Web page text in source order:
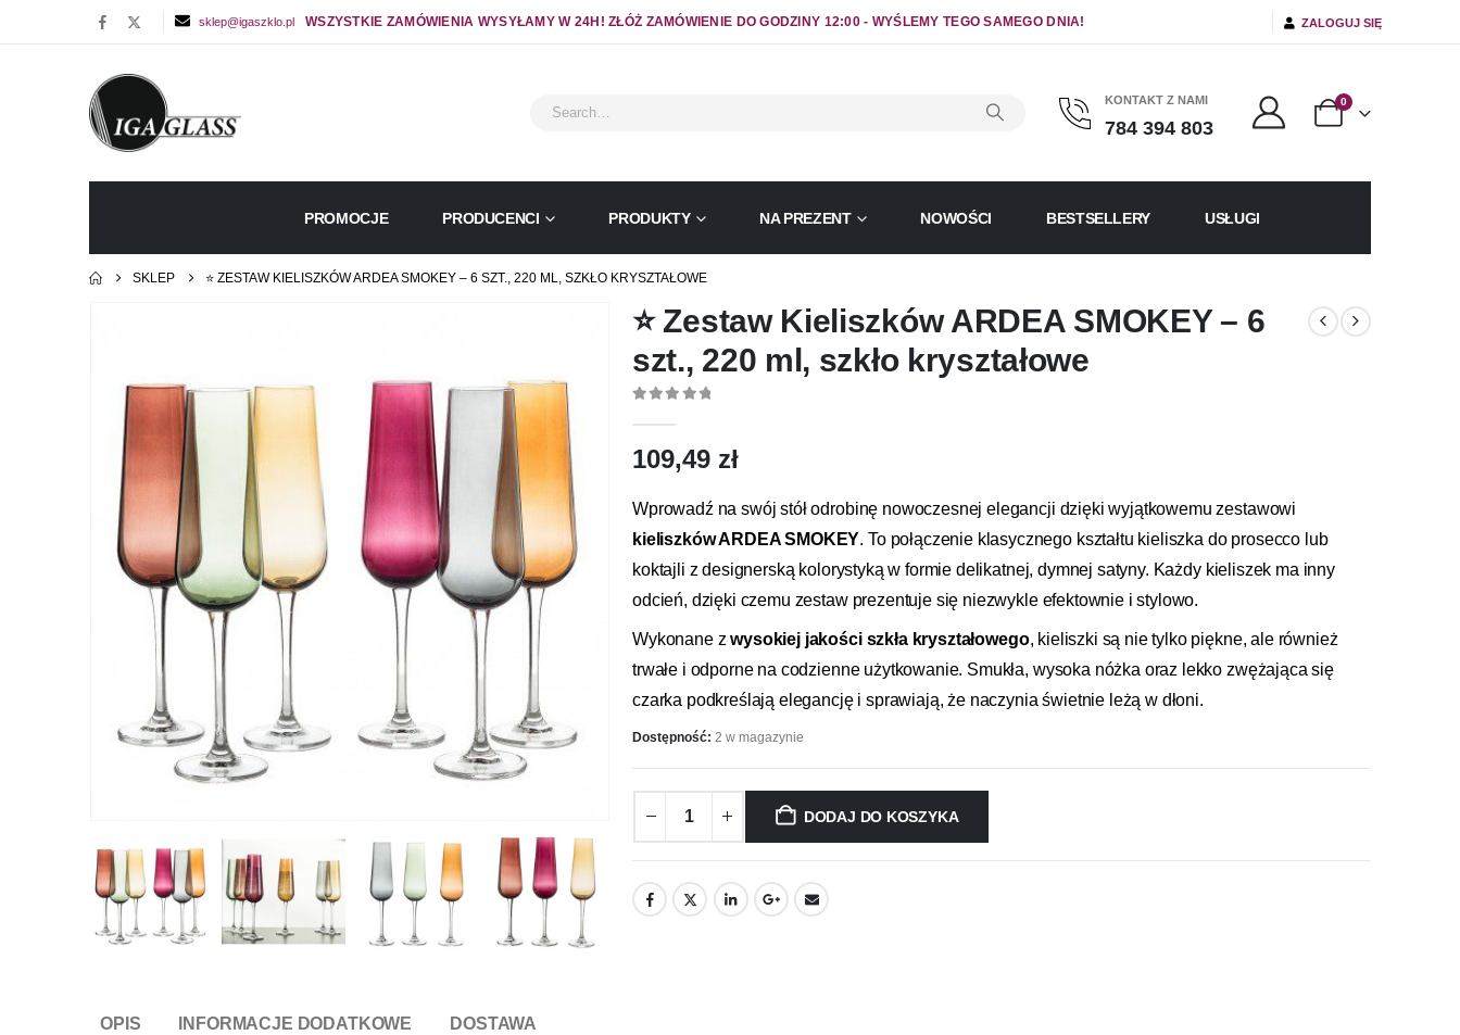
sklep@igaszklo.pl WSZYSTKIE ZAMÓWIENIA WYSYŁAMY W 24H! ZŁÓŻ ZAMÓWIENIE DO GODZINY 12:00 - WYŚLEMY TEGO SAMEGO DNIA! ZALOGUJ SIĘ
KONTAKT Z NAMI
784 394 803
0
PROMOCJE PRODUCENCI PRODUKTY NA PREZENT NOWOŚCI BESTSELLERY USŁUGI
SKLEP ⭐ ZESTAW KIELISZKÓW ARDEA SMOKEY – 6 SZT., 220 ML, SZKŁO KRYSZTAŁOWE
⭐ Zestaw Kieliszków ARDEA SMOKEY – 6
szt., 220 ml, szkło kryształowe
109,49 zł
Wprowadź na swój stół odrobinę nowoczesnej elegancji dzięki wyjątkowemu zestawowi
kieliszków ARDEA SMOKEY. To połączenie klasycznego kształtu kieliszka do prosecco lub
koktajli z designerską kolorystyką w formie delikatnej, dymnej satyny. Każdy kieliszek ma inny
odcień, dzięki czemu zestaw prezentuje się niezwykle efektownie i stylowo.
Wykonane zwysokiej jakości szkła kryształowego, kieliszki są nie tylko piękne, ale również
trwałe i odporne na codzienne użytkowanie. Smukła, wysoka nóżka oraz lekko zwężająca się
czarka podkreślają elegancję i sprawiają, że naczynia świetnie leżą w dłoni.
Dostępność: 2 w magazynie
DODAJ DO KOSZYKA
OPIS INFORMACJE DODATKOWE DOSTAWA